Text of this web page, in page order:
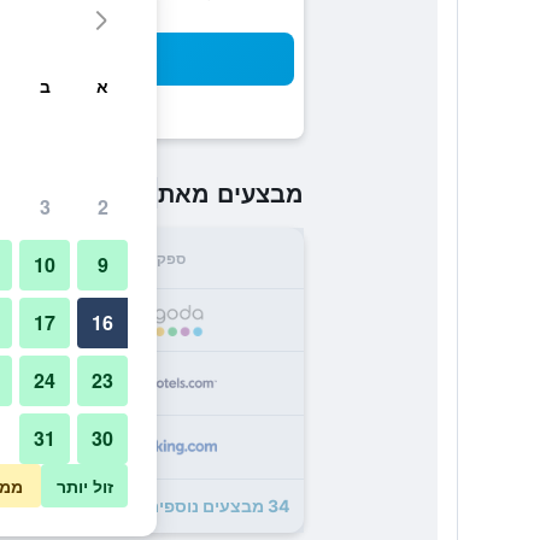
מבצעים מאת ₪661
ספק
34 מבצעים נוספים לThe Lodhi
א ב
2
3
9
10
16
17
23
24
30
31
זול יותר